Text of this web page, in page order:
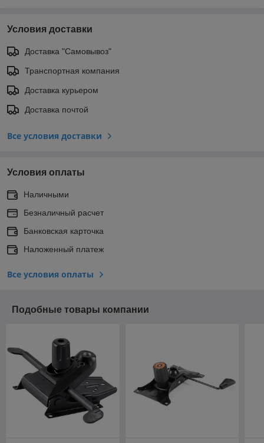
Условия доставки
Доставка "Самовывоз"
Транспортная компания
Доставка курьером
Доставка почтой
Все условия доставки
Условия оплаты
Наличными
Безналичный расчет
Банковская карточка
Наложенный платеж
Все условия оплаты
Подобные товары компании